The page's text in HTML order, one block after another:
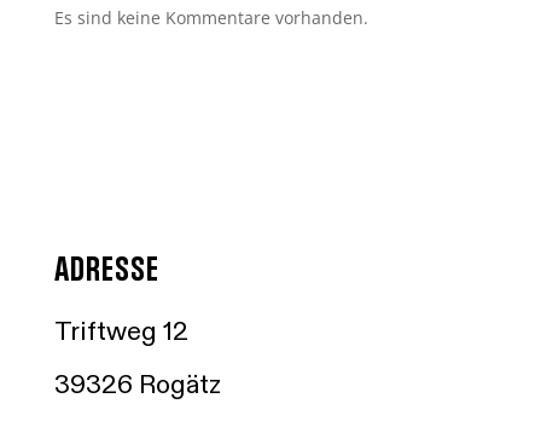
Es sind keine Kommentare vorhanden.
ADRESSE
Triftweg 12
39326 Rogätz